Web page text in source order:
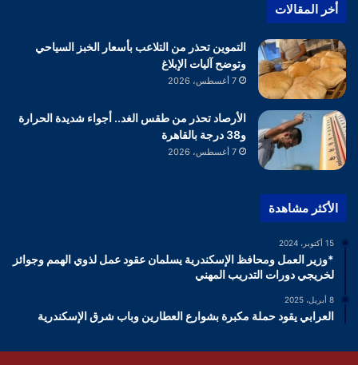
أخر المقالات
التموين تحذر من التلاعب بأسعار الخبز السياحي
وتوضح آليات الإبلاغ
7 أغسطس، 2026
الأرصاد تحذر من طقس الغد.. أجواء شديدة الحرارة
و38 درجة بالقاهرة
7 أغسطس، 2026
الأكثر مشاهدة
15 أكتوبر، 2024
*وزير العمل ومحافظ الإسكندرية يسلمان عقود عمل لذوي الهمم وجوائز
لخريجي دورات التدريب المهني
8 أبريل، 2025
العرابي يقود حملة مكبرة بشوارع العطارين وباب شرق الإسكندرية